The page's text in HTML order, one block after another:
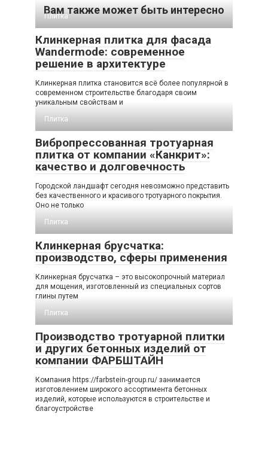
Вам также может быть интересно
Плитка
Клинкерная плитка для фасада
Wandermode: современное
решение в архитектуре
Клинкерная плитка становится всё более популярной в
современном строительстве благодаря своим
уникальным свойствам и
Плитка
Вибропрессованная тротуарная
плитка от компании «Канкрит»:
качество и долговечность
Городской ландшафт сегодня невозможно представить
без качественного и красивого тротуарного покрытия.
Оно не только
Плитка
Клинкерная брусчатка:
производство, сферы применения
Клинкерная брусчатка – это высокопрочный материал
для мощения, изготовленный из специальных сортов
глины путем
Плитка
Производство тротуарной плитки
и других бетонных изделий от
компании ФАРБШТАЙН
Компания https://farbstein-group.ru/ занимается
изготовлением широкого ассортимента бетонных
изделий, которые используются в строительстве и
благоустройстве